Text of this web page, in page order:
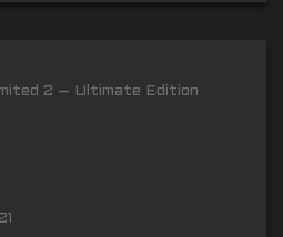
2 – Ultimate Edition